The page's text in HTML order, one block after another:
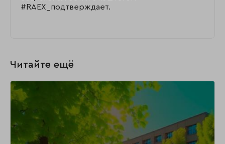
#RAEX_подтверждает.
Читайте ещё